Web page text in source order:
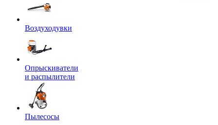
Воздуходувки
Опрыскиватели
и распылители
Пылесосы